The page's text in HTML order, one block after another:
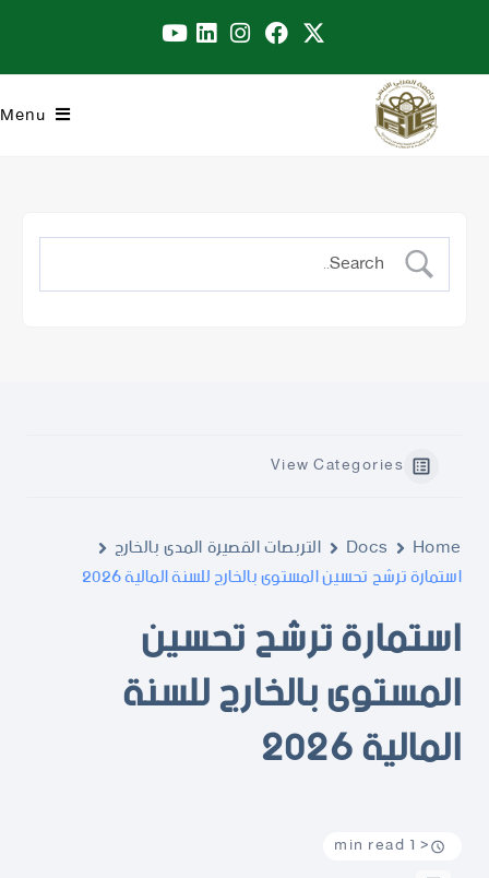
Menu
View Categories
Home
Docs التربصات القصيرة المدى بالخارج
استمارة ترشح تحسين المستوى بالخارج للسنة المالية 2026
استمارة ترشح تحسين
المستوى بالخارج للسنة
المالية 2026
< 1 min read